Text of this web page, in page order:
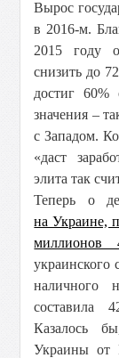
Вырос
в 2016-м.
2015 году
снизить до
достиг
значения –
с Западом.
«даст
элита так
Теперь о
на Украине,
миллионов
украинского
наличного
составила
Казалось
Украины от